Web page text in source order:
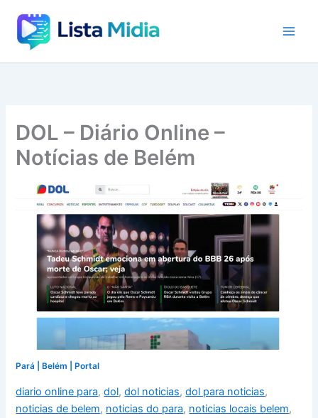
para
DOL – Diário Online –
Notícias de Belém
Pará |Belém |Portal
diario online para,dol,dol noticias,dol para noticias,
noticias de belem, noticias do para, noticias locais belem,